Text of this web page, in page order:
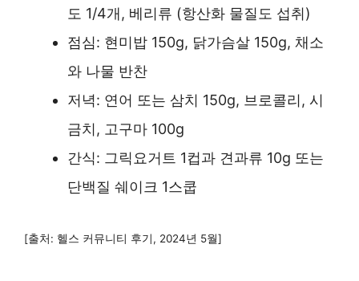
도 1/4개, 베리류 (항산화 물질도 섭취)
점심: 현미밥 150g, 닭가슴살 150g, 채소
와 나물 반찬
저녁: 연어 또는 삼치 150g, 브로콜리, 시
금치, 고구마 100g
간식: 그릭요거트 1컵과 견과류 10g 또는
단백질 쉐이크 1스쿱
[출처: 헬스 커뮤니티 후기, 2024년 5월]